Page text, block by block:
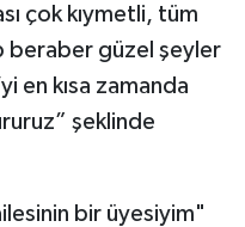
çok kıymetli, tüm
beraber güzel şeyler
en kısa zamanda
şeklinde
bir üyesiyim"